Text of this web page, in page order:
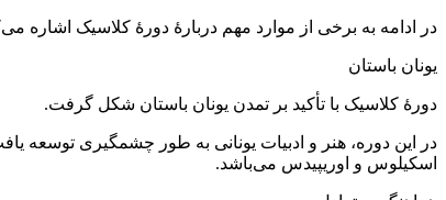
در ادامه به برخی از موارد مهم دربارهٔ دورهٔ کلاسیک اشاره
یونان باستان
دورهٔ کلاسیک با تأکید بر تمدن یونان باستان شکل گرفت.
در این دوره، هنر و ادبیات یونانی به طور چشمگیری توسعه
اسکیلوس و اوریپیدس می‌باشد.